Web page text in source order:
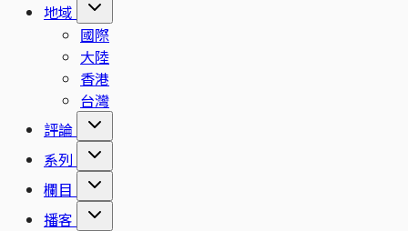
地域
國際
大陸
香港
台灣
評論
系列
欄目
播客